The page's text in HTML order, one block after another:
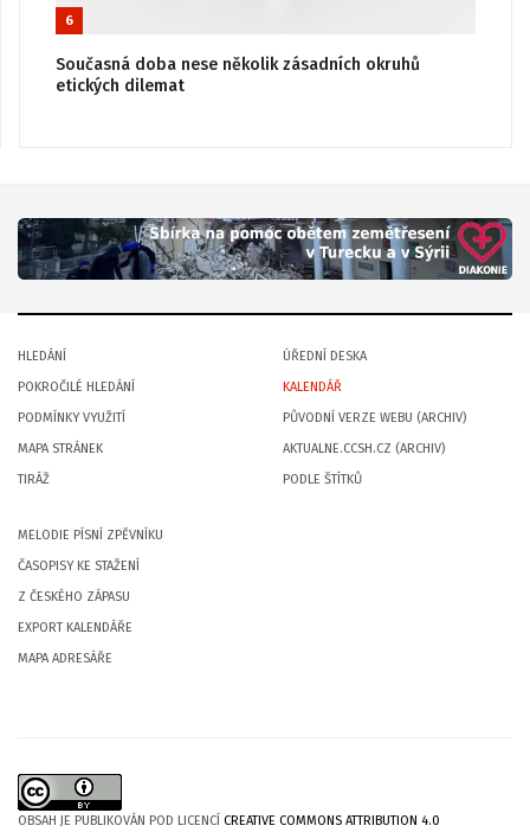
6
Současná doba nese několik zásadních okruhů
etických dilemat
HLEDÁNÍ
POKROČILÉ HLEDÁNÍ
PODMÍNKY VYUŽITÍ
MAPA STRÁNEK
TIRÁŽ
ÚŘEDNÍ DESKA
KALENDÁŘ
PŮVODNÍ VERZE WEBU (ARCHIV)
AKTUALNE.CCSH.CZ (ARCHIV)
PODLE ŠTÍTKŮ
MELODIE PÍSNÍ ZPĚVNÍKU
ČASOPISY KE STAŽENÍ
Z ČESKÉHO ZÁPASU
EXPORT KALENDÁŘE
MAPA ADRESÁŘE
OBSAH JE PUBLIKOVÁN POD LICENCÍ CREATIVE COMMONS ATTRIBUTION 4.0